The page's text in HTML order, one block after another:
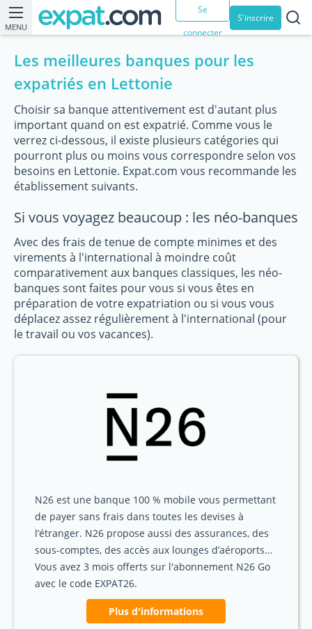
MENU
Se
connecter
S'inscrire
Les meilleures banques pour les
expatriés en Lettonie
Choisir sa banque attentivement est d'autant plus
important quand on est expatrié. Comme vous le
verrez ci-dessous, il existe plusieurs catégories qui
pourront plus ou moins vous correspondre selon vos
besoins en Lettonie. Expat.com vous recommande les
établissement suivants.
Si vous voyagez beaucoup : les néo-banques
Avec des frais de tenue de compte minimes et des
virements à l'international à moindre coût
comparativement aux banques classiques, les néo-
banques sont faites pour vous si vous êtes en
préparation de votre expatriation ou si vous vous
déplacez assez régulièrement à l'international (pour
le travail ou vos vacances).
N26 est une banque 100 % mobile vous permettant
de payer sans frais dans toutes les devises à
l’étranger. N26 propose aussi des assurances, des
sous-comptes, des accès aux lounges d’aéroports…
Vous avez 3 mois offerts sur l'abonnement N26 Go
avec le code EXPAT26.
Plus d'informations